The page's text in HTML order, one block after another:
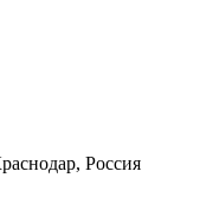
Россия